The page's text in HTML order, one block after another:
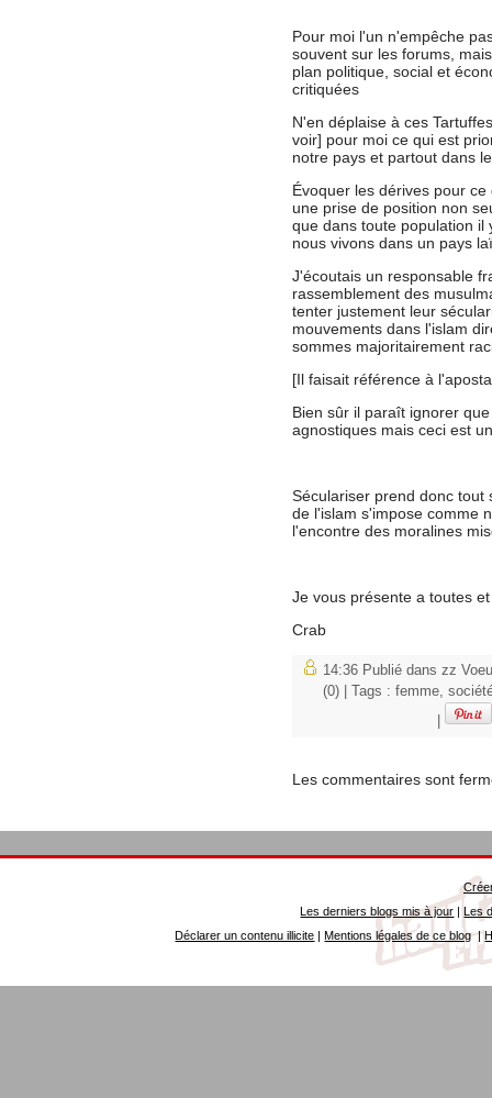
Pour moi l'un n'empêche
souvent sur les forums,
plan politique, social et
critiquées
N'en déplaise à ces
voir] pour moi ce qui est
notre pays et partout dans
Évoquer les dérives pour
une prise de position non
que dans toute population il
nous vivons dans un pays
J'écoutais un responsable
rassemblement des
tenter justement leur
mouvements dans l'islam
sommes majoritairement
[Il faisait référence à
Bien sûr il paraît ignorer
agnostiques mais ceci est
Séculariser prend donc tout
de l'islam s'impose comme
l'encontre des moralines
Je vous présente a toutes
Crab
14:36 Publié dans zz
(0) | Tags : femme
Les commentaires sont
Les derniers blogs mis à jour |Les
Déclarer un contenu illicite |Mentions légales de ce blog|